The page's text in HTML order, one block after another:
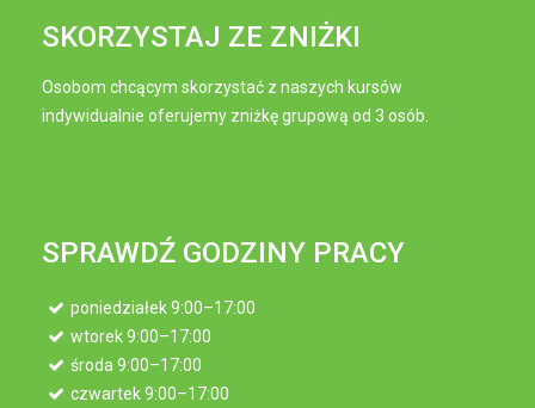
SKORZYSTAJ ZE ZNIŻKI
Osobom chcącym skorzystać z naszych kursów
indywidualnie oferujemy zniżkę grupową od 3 osób.
SPRAWDŹ GODZINY PRACY
poniedziałek 9:00–17:00
wtorek 9:00–17:00
środa 9:00–17:00
czwartek 9:00–17:00